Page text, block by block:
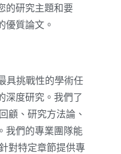
的研究主題和要
優質論文。
具挑戰性的學術任
深度研究。我們了
顧、研究方法論、
我們的專業團隊能
對特定章節提供專